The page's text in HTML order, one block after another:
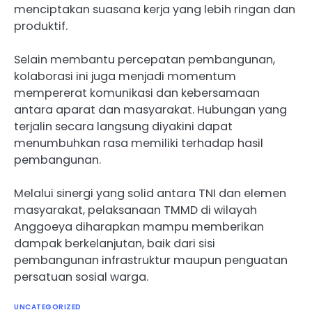
menciptakan suasana kerja yang lebih ringan dan
produktif.
Selain membantu percepatan pembangunan,
kolaborasi ini juga menjadi momentum
mempererat komunikasi dan kebersamaan
antara aparat dan masyarakat. Hubungan yang
terjalin secara langsung diyakini dapat
menumbuhkan rasa memiliki terhadap hasil
pembangunan.
Melalui sinergi yang solid antara TNI dan elemen
masyarakat, pelaksanaan TMMD di wilayah
Anggoeya diharapkan mampu memberikan
dampak berkelanjutan, baik dari sisi
pembangunan infrastruktur maupun penguatan
persatuan sosial warga.
UNCATEGORIZED